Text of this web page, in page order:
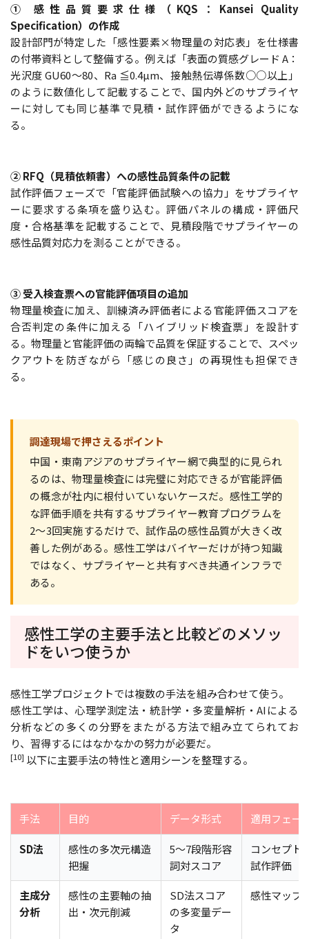
① 感性品質要求仕様（KQS：Kansei Quality
Specification）の作成
設計部門が特定した「感性要素×物理量の対応表」を仕様書
の付帯資料として整備する。例えば「表面の質感グレード A：
光沢度 GU60〜80、Ra ≦0.4µm、接触熱伝導係数○○以上」
のように数値化して記載することで、国内外どのサプライヤ
ーに対しても同じ基準で見積・試作評価ができるようにな
る。
② RFQ（見積依頼書）への感性品質条件の記載
試作評価フェーズで「官能評価試験への協力」をサプライヤ
ーに要求する条項を盛り込む。評価パネルの構成・評価尺
度・合格基準を記載することで、見積段階でサプライヤーの
感性品質対応力を測ることができる。
③ 受入検査票への官能評価項目の追加
物理量検査に加え、訓練済み評価者による官能評価スコアを
合否判定の条件に加える「ハイブリッド検査票」を設計す
る。物理量と官能評価の両輪で品質を保証することで、スペッ
クアウトを防ぎながら「感じの良さ」の再現性も担保でき
る。
調達現場で押さえるポイント
中国・東南アジアのサプライヤー網で典型的に見られ
るのは、物理量検査には完璧に対応できるが官能評価
の概念が社内に根付いていないケースだ。感性工学的
な評価手順を共有するサプライヤー教育プログラムを
2〜3回実施するだけで、試作品の感性品質が大きく改
善した例がある。感性工学はバイヤーだけが持つ知識
ではなく、サプライヤーと共有すべき共通インフラで
ある。
感性工学の主要手法と比較――どのメソッ
ドをいつ使うか
感性工学プロジェクトでは複数の手法を組み合わせて使う。
感性工学は、心理学測定法・統計学・多変量解析・AIによる
分析などの多くの分野をまたがる方法で組み立てられてお
り、習得するにはなかなかの努力が必要だ。
[10] 以下に主要手法の特性と適用シーンを整理する。
手法 目的 データ形式 適用フェー
SD法
感性の多次元構造
把握
5〜7段階形容
詞対スコア
コンセプト
試作評価
主成分
分析
感性の主要軸の抽
出・次元削減
SD法スコア
の多変量デー
タ
感性マップ